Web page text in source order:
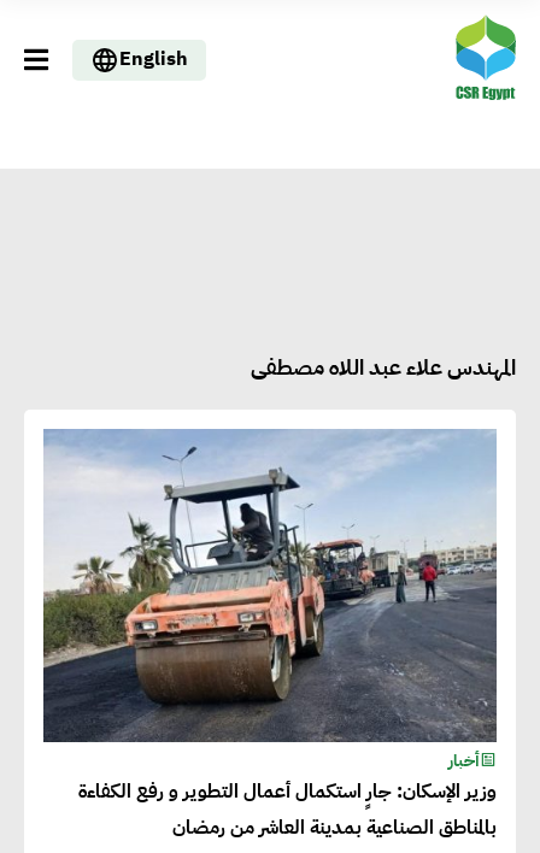
English
المهندس علاء عبد اللاه مصطفى
أخبار
وزير الإسكان: جارٍ استكمال أعمال التطوير و رفع الكفاءة
بالمناطق الصناعية بمدينة العاشر من رمضان